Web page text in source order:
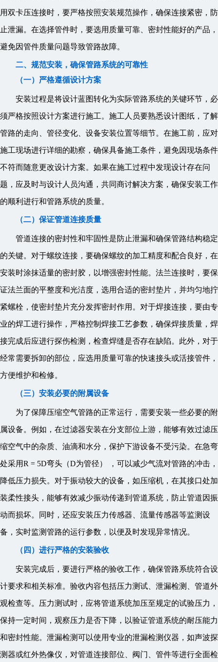
用双卡压连接时，要严格按照安装规范操作，确保连接紧密，防
止泄漏。在选择管件时，要选用质量可靠、密封性能好的产品，
避免因管件质量问题导致管路故障。
二、规范安装，确保管路系统的可靠性
（一）严格遵循设计方案
安装过程是将设计蓝图转化为实际管路系统的关键环节，必
须严格按照设计方案进行施工。施工人员要熟悉设计图纸，了解
管路的走向、管径变化、设备安装位置等细节。在施工前，应对
施工现场进行详细的勘察，确保具备施工条件，避免因现场条件
不符而随意更改设计方案。如果在施工过程中发现设计存在问
题，应及时与设计人员沟通，共同商讨解决方案，确保安装工作
的顺利进行和管路系统的质量。
（二）保证管道连接质量
管道连接的密封性和牢固性是防止泄漏和确保管路结构稳定
的关键。对于螺纹连接，要确保螺纹的加工精度和配合良好，在
安装时涂抹适量的密封胶，以增强密封性能。法兰连接时，要保
证法兰面的平整度和光洁度，选用合适的密封垫片，并均匀地拧
紧螺栓，使密封垫片充分发挥密封作用。对于焊接连接，要由专
业的焊工进行操作，严格控制焊接工艺参数，确保焊接质量，焊
接完成后应进行探伤检测，检查焊缝是否存在缺陷。此外，对于
经常需要拆卸的部位，应选用质量可靠的快速接头或活接管件，
方便维护和检修。
（三）安装必要的附属设备
为了保障压缩空气管路的正常运行，需要安装一些必要的附
属设备。例如，在过滤器安装在分支部位上游，能够有效过滤压
缩空气中的杂质、油滴和水分，保护下游设备不受污染。在急弯
处采用R = 5D弯头（D为管径） ，可以减少气流对管路的冲击，
降低压力损失。对于振动较大的设备，如压缩机，在其接口处加
装柔性接头，能够有效减少振动传递到管道系统，防止管道因振
动而损坏。同时，还应安装压力传感器、流量传感器等监测设
备，实时监测管路的运行参数，以便及时发现异常情况。
（四）进行严格的安装验收
安装完成后，要进行严格的验收工作，确保管路系统符合设
计要求和相关标准。验收内容包括压力测试、泄漏检测、管道外
观检查等。压力测试时，应将管道系统加压至规定的试验压力，
保持一定时间，观察压力是否下降，以验证管道系统的耐压能力
和密封性能。泄漏检测可以使用专业的泄漏检测仪器，如声波探
测器或红外热像仪，对管道连接部位、阀门、管件等进行全面检